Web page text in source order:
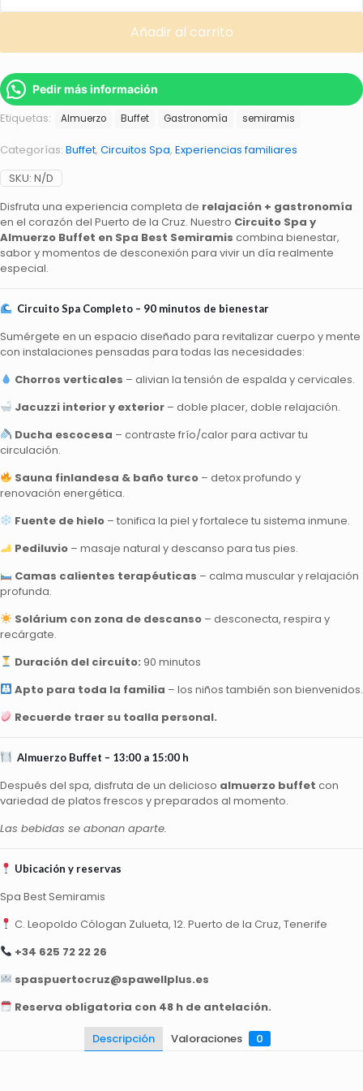
en
Best
Semiramis
cantidad
Añadir al carrito
Pedir más información
Etiquetas: Almuerzo Buffet Gastronomía semiramis
Categorías: Buffet, Circuitos Spa, Experiencias familiares
SKU: N/D
Disfruta una experiencia completa de relajación + gastronomía
en el corazón del Puerto de la Cruz. Nuestro Circuito Spa y
Almuerzo Buffet en Spa Best Semiramis combina bienestar,
sabor y momentos de desconexión para vivir un día realmente
especial.
Circuito Spa Completo – 90 minutos de bienestar
Sumérgete en un espacio diseñado para revitalizar cuerpo y mente
con instalaciones pensadas para todas las necesidades:
Chorros verticales – alivian la tensión de espalda y cervicales.
Jacuzzi interior y exterior– doble placer, doble relajación.
Ducha escocesa – contraste frío/calor para activar tu
circulación.
Sauna finlandesa & baño turco– detox profundo y
renovación energética.
Fuente de hielo– tonifica la piel y fortalece tu sistema inmune.
Pediluvio– masaje natural y descanso para tus pies.
Camas calientes terapéuticas – calma muscular y relajación
profunda.
Solárium con zona de descanso– desconecta, respira y
recárgate.
Duración del circuito: 90 minutos
Apto para toda la familia – los niños también son bienvenidos.
Recuerde traer su toalla personal.
Almuerzo Buffet – 13:00 a 15:00 h
Después del spa, disfruta de un delicioso almuerzo buffet con
variedad de platos frescos y preparados al momento.
Las bebidas se abonan aparte.
Ubicación y reservas
Spa Best Semiramis
C. Leopoldo Cólogan Zulueta, 12. Puerto de la Cruz, Tenerife
+34 625 72 22 26
spaspuertocruz@spawellplus.es
Reserva obligatoria con 48 h de antelación.
Descripción Valoraciones 0